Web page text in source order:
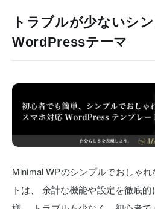
トラブルが少ないシ
WordPressテーマ
Minimal WPのシンプルでおしゃ
トは、
余計な機能や設定を徹底